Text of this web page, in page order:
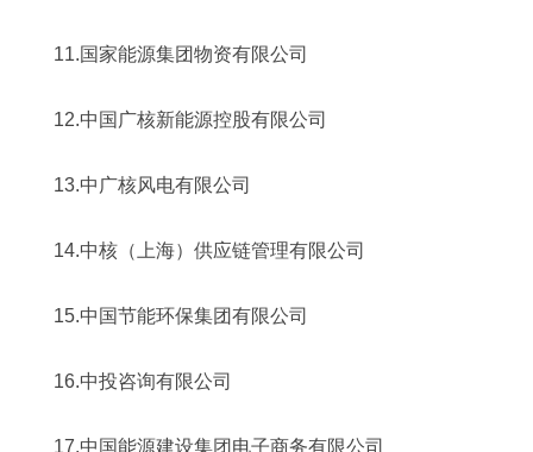
11.国家能源集团物资有限公司
12.中国广核新能源控股有限公司
13.中广核风电有限公司
14.中核（上海）供应链管理有限公司
15.中国节能环保集团有限公司
16.中投咨询有限公司
17.中国能源建设集团电子商务有限公司